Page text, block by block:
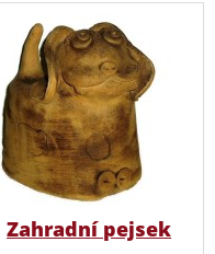
Zahradní pejsek